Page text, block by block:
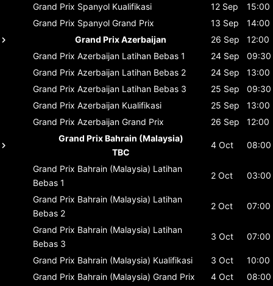
Grand Prix Spanyol Kualifikasi 12 Sep
15:00
Grand Prix Spanyol Grand Prix 13 Sep
14:00
Grand Prix Azerbaijan
26 Sep
12:00
Grand Prix Azerbaijan Latihan Bebas 1 24 Sep
09:30
Grand Prix Azerbaijan Latihan Bebas 2 24 Sep
13:00
Grand Prix Azerbaijan Latihan Bebas 3 25 Sep
09:30
Grand Prix Azerbaijan Kualifikasi 25 Sep
13:00
Grand Prix Azerbaijan Grand Prix 26 Sep
12:00
Grand Prix Bahrain (Malaysia)
TBC
4 Oct 08:00
Grand Prix Bahrain (Malaysia) Latihan
Bebas 1
2 Oct 03:00
Grand Prix Bahrain (Malaysia) Latihan
Bebas 2
2 Oct 07:00
Grand Prix Bahrain (Malaysia) Latihan
Bebas 3
3 Oct 07:00
Grand Prix Bahrain (Malaysia) Kualifikasi 3 Oct
10:00
Grand Prix Bahrain (Malaysia) Grand Prix 4 Oct
08:00